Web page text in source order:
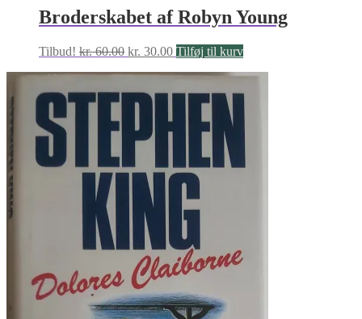
Broderskabet af Robyn Young
Tilbud! kr.60.00 Den
pris
var:
kr. 60.00.
kr. 30.00Den
pris
er:
Tilføj til kurv